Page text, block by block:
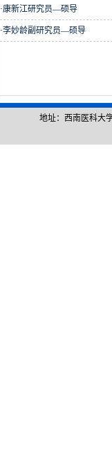
·康新江研究员—硕导
·李妙龄副研究员—硕导
地址：西南医科大